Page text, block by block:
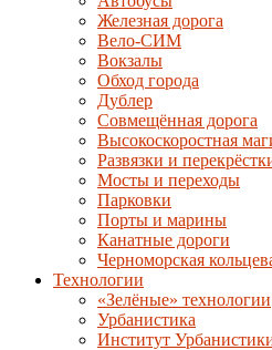
Железная дорога
Вело-СИМ
Вокзалы
Обход города
Дублер
Совмещённая дорога
Высокоскоростная
Развязки и
Мосты и переходы
Парковки
Порты и марины
Канатные дороги
Черноморская
Технологии
«Зелёные» технологии
Урбанистика
Институт